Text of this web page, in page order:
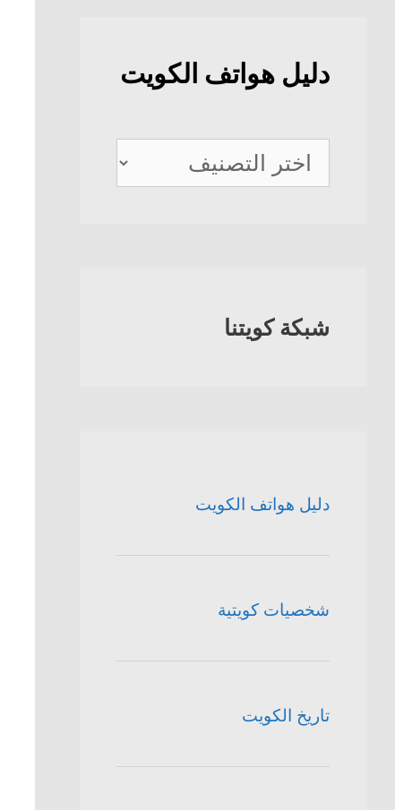
دليل هواتف الكويت
دليل
هواتف
شبكة كويتنا
دليل هواتف الكويت
شخصيات كويتية
تاريخ الكويت